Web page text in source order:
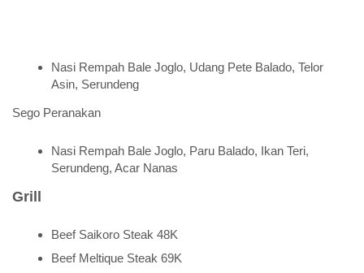
Nasi Rempah Bale Joglo, Udang Pete Balado, Telor
Asin, Serundeng
Sego Peranakan
Nasi Rempah Bale Joglo, Paru Balado, Ikan Teri,
Serundeng, Acar Nanas
Grill
Beef Saikoro Steak 48K
Beef Meltique Steak 69K